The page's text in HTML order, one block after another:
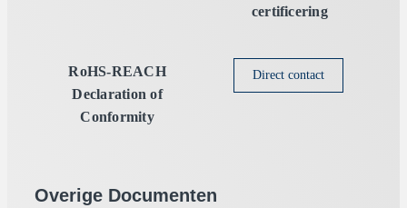
Direct contact
certificering
RoHS-REACH
Declaration of
Conformity
Overige Documenten